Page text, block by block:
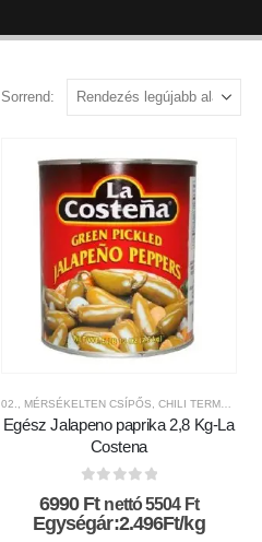
Sorrend:
02., MÉRSÉKELTEN CSÍPŐS CHILI TERMÉKEK
Egész Jalapeno paprika 2,8 Kg-La
Costena
az 5-ből
6990 Ft nettó5504 Ft
Egységár:2.496Ft/kg